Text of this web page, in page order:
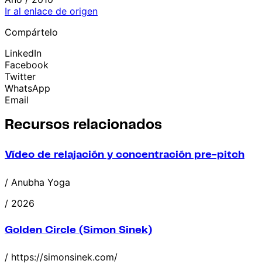
Ir al enlace de origen
Compártelo
LinkedIn
Facebook
Twitter
WhatsApp
Email
Recursos relacionados
Vídeo de relajación y concentración pre-pitch
/ Anubha Yoga
/ 2026
Golden Circle (Simon Sinek)
/ https://simonsinek.com/